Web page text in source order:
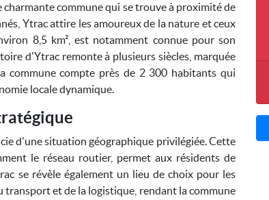
commune qui se trouve à proximité de
Ytrac attire les amoureux de la nature et ceux
8,5 km², est notamment connue pour son
d'Ytrac remonte à plusieurs siècles, marquée
commune compte près de 2 300 habitants qui
locale dynamique.
d'une situation géographique privilégiée. Cette
le réseau routier, permet aux résidents de
se révèle également un lieu de choix pour les
transport et de la logistique, rendant la commune